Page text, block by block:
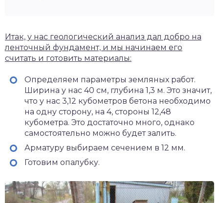
Итак, у нас геологический анализ дал добро на
ленточный фундамент, и мы начинаем его
считать и готовить материалы:
Определяем параметры земляных работ.
Ширина у нас 40 см, глубина 1,3 м. Это значит,
что у нас 3,12 кубометров бетона необходимо
на одну сторону, на 4, стороны 12,48
кубометра. Это достаточно много, однако
самостоятельно можно будет залить.
Арматуру выбираем сечением в 12 мм.
Готовим опалубку.